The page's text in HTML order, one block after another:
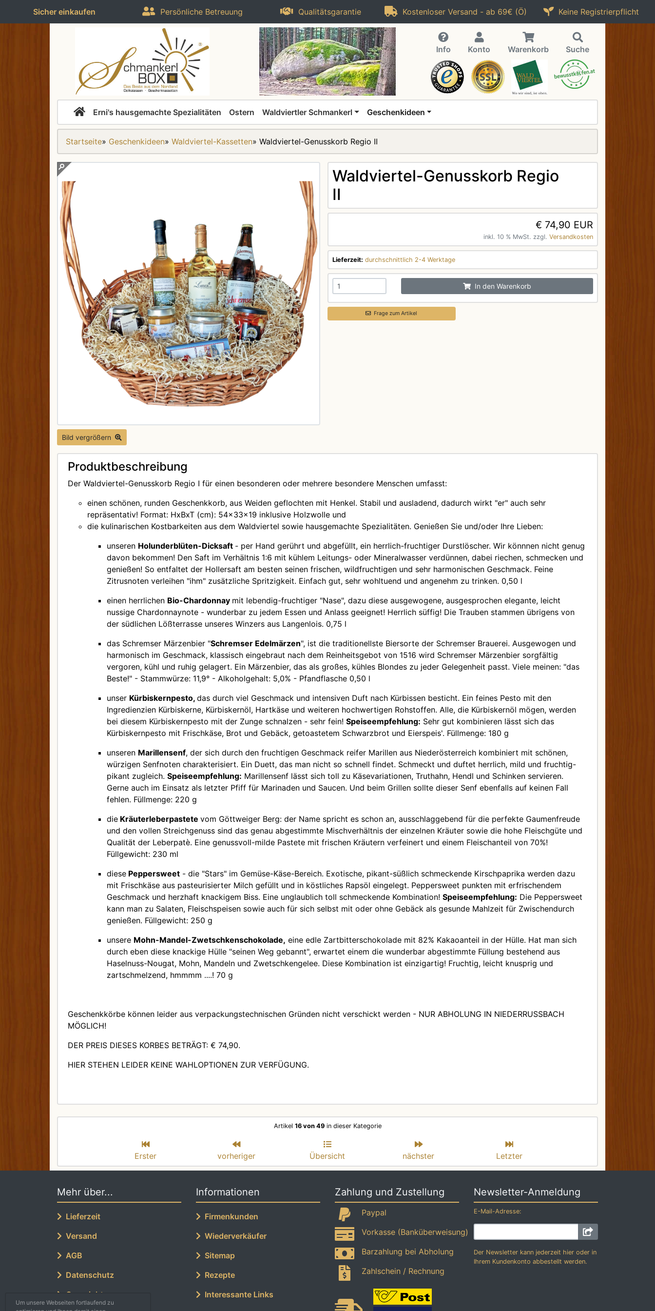
Sicher einkaufen Persönliche Betreuung Qualitätsgarantie Kostenloser Versand - ab 69€ (Ö) Keine Registrierpflicht
Info Konto Warenkorb Suche
Erni's hausgemachte Spezialitäten Ostern Waldviertler Schmankerl Geschenkideen
Startseite» Geschenkideen» Waldviertel-Kassetten» Waldviertel-Genusskorb Regio II
Bild vergrößern
Waldviertel-Genusskorb Regio
II
€ 74,90 EUR
inkl. 10 % MwSt. zzgl. Versandkosten
Lieferzeit: durchschnittlich 2-4 Werktage
In den Warenkorb
Frage zum Artikel
Produktbeschreibung
Der Waldviertel-Genusskorb Regio I für einen besonderen oder mehrere besondere Menschen umfasst:
einen schönen, runden Geschenkkorb, aus Weiden geflochten mit Henkel. Stabil und ausladend, dadurch wirkt "er" auch sehr
repräsentativ! Format: HxBxT (cm): 54x33x19 inklusive Holzwolle und
die kulinarischen Kostbarkeiten aus dem Waldviertel sowie hausgemachte Spezialitäten. Genießen Sie und/oder Ihre Lieben:
unseren Holunderblüten-Dicksaft - per Hand gerührt und abgefüllt, ein herrlich-fruchtiger Durstlöscher. Wir könnnen nicht genug
davon bekommen! Den Saft im Verhältnis 1:6 mit kühlem Leitungs- oder Mineralwasser verdünnen, dabei riechen, schmecken und
genießen! So entfaltet der Hollersaft am besten seinen frischen, wildfruchtigen und sehr harmonischen Geschmack. Feine
Zitrusnoten verleihen "ihm" zusätzliche Spritzigkeit. Einfach gut, sehr wohltuend und angenehm zu trinken. 0,50 l
einen herrlichen Bio-Chardonnay mit lebendig-fruchtiger "Nase", dazu diese ausgewogene, ausgesprochen elegante, leicht
nussige Chardonnaynote - wunderbar zu jedem Essen und Anlass geeignet! Herrlich süffig! Die Trauben stammen übrigens von
der südlichen Lößterrasse unseres Winzers aus Langenlois. 0,75 l
das Schremser Märzenbier "Schremser Edelmärzen", ist die traditionellste Biersorte der Schremser Brauerei. Ausgewogen und
harmonisch im Geschmack, klassisch eingebraut nach dem Reinheitsgebot von 1516 wird Schremser Märzenbier sorgfältig
vergoren, kühl und ruhig gelagert. Ein Märzenbier, das als großes, kühles Blondes zu jeder Gelegenheit passt. Viele meinen: "das
Beste!" - Stammwürze: 11,9° - Alkoholgehalt: 5,0% - Pfandflasche 0,50 l
unser Kürbiskernpesto, das durch viel Geschmack und intensiven Duft nach Kürbissen besticht. Ein feines Pesto mit den
Ingredienzien Kürbiskerne, Kürbiskernöl, Hartkäse und weiteren hochwertigen Rohstoffen. Alle, die Kürbiskernöl mögen, werden
bei diesem Kürbiskernpesto mit der Zunge schnalzen - sehr fein! Speiseempfehlung: Sehr gut kombinieren lässt sich das
Kürbiskernpesto mit Frischkäse, Brot und Gebäck, getoastetem Schwarzbrot und Eierspeis'. Füllmenge: 180 g
unseren Marillensenf, der sich durch den fruchtigen Geschmack reifer Marillen aus Niederösterreich kombiniert mit schönen,
würzigen Senfnoten charakterisiert. Ein Duett, das man nicht so schnell findet. Schmeckt und duftet herrlich, mild und fruchtig-
pikant zugleich. Speiseempfehlung: Marillensenf lässt sich toll zu Käsevariationen, Truthahn, Hendl und Schinken servieren.
Gerne auch im Einsatz als letzter Pfiff für Marinaden und Saucen. Und beim Grillen sollte dieser Senf ebenfalls auf keinen Fall
fehlen. Füllmenge: 220 g
die Kräuterleberpastete vom Göttweiger Berg: der Name spricht es schon an, ausschlaggebend für die perfekte Gaumenfreude
und den vollen Streichgenuss sind das genau abgestimmte Mischverhältnis der einzelnen Kräuter sowie die hohe Fleischgüte und
Qualität der Leberpatè. Eine genussvoll-milde Pastete mit frischen Kräutern verfeinert und einem Fleischanteil von 70%!
Füllgewicht: 230 ml
diese Peppersweet - die "Stars" im Gemüse-Käse-Bereich. Exotische, pikant-süßlich schmeckende Kirschpaprika werden dazu
mit Frischkäse aus pasteurisierter Milch gefüllt und in köstliches Rapsöl eingelegt. Peppersweet punkten mit erfrischendem
Geschmack und herzhaft knackigem Biss. Eine unglaublich toll schmeckende Kombination! Speiseempfehlung: Die Peppersweet
kann man zu Salaten, Fleischspeisen sowie auch für sich selbst mit oder ohne Gebäck als gesunde Mahlzeit für Zwischendurch
genießen. Füllgewicht: 250 g
unsere Mohn-Mandel-Zwetschkenschokolade, eine edle Zartbitterschokolade mit 82% Kakaoanteil in der Hülle. Hat man sich
durch eben diese knackige Hülle "seinen Weg gebannt", erwartet einem die wunderbar abgestimmte Füllung bestehend aus
Haselnuss-Nougat, Mohn, Mandeln und Zwetschkengelee. Diese Kombination ist einzigartig! Fruchtig, leicht knusprig und
zartschmelzend, hmmmm ....! 70 g
Geschenkkörbe können leider aus verpackungstechnischen Gründen nicht verschickt werden - NUR ABHOLUNG IN NIEDERRUSSBACH
MÖGLICH!
DER PREIS DIESES KORBES BETRÄGT: € 74,90.
HIER STEHEN LEIDER KEINE WAHLOPTIONEN ZUR VERFÜGUNG.
Artikel 16 von 49in dieser Kategorie
Erster vorheriger Übersicht nächster Letzter
Mehr über...
Lieferzeit
Versand
AGB
Datenschutz
Copyright
Informationen
Firmenkunden
Wiederverkäufer
Sitemap
Rezepte
Interessante Links
Zahlung und Zustellung
Paypal
Vorkasse (Banküberweisung)
Barzahlung bei Abholung
Zahlschein / Rechnung
Newsletter-Anmeldung
E-Mail-Adresse:
Der Newsletter kann jederzeit hier oder in
Ihrem Kundenkonto abbestellt werden.
Um unsere Webseiten fortlaufend zu